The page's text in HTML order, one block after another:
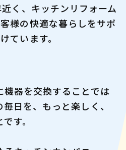
く、キッチンリフォーム
様の快適な暮らしをサポ
ています。
器を交換することでは
日を、もっと楽しく、
す。